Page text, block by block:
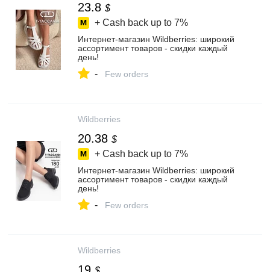
23.8 $
+ Cash back up to 7%
Интернет‑магазин Wildberries: широкий
ассортимент товаров - скидки каждый
день!
- Few orders
Wildberries
20.38 $
+ Cash back up to 7%
Интернет‑магазин Wildberries: широкий
ассортимент товаров - скидки каждый
день!
- Few orders
Wildberries